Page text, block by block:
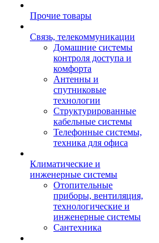
Прочие товары
Связь, телекоммуникации
Домашние системы
контроля доступа и
комфорта
Антенны и
спутниковые
технологии
Структурированные
кабельные системы
Телефонные системы,
техника для офиса
Климатические и
инженерные системы
Отопительные
приборы, вентиляция,
технологические и
инженерные системы
Сантехника